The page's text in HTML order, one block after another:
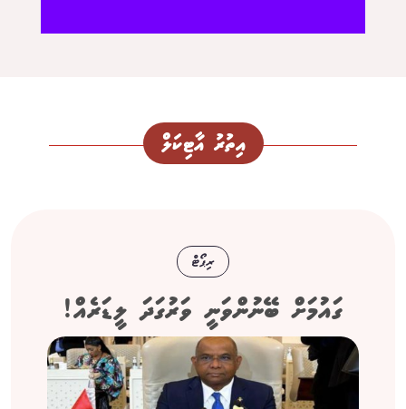
އިތުރު އާޓިކަލް
ރިޕޯޓް
ގައުމަށް ބޭނުންވަނީ ވަރުގަދަ ލީޑަރެއް!